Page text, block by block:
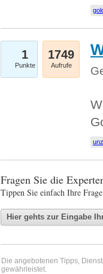
1
Punkte
1749
Aufrufe
Fragen Sie die
Tippen Sie einfach Ihre
Die angebotenen Tipps,
gewährleistet.